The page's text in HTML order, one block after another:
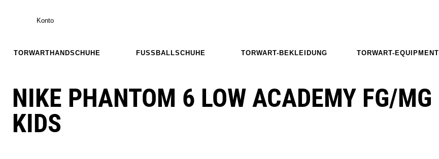
Konto
TORWARTHANDSCHUHE FUSSBALLSCHUHE TORWART-BEKLEIDUNG TORWART-EQUIPMENT
NIKE PHANTOM 6 LOW ACADEMY FG/MG
KIDS